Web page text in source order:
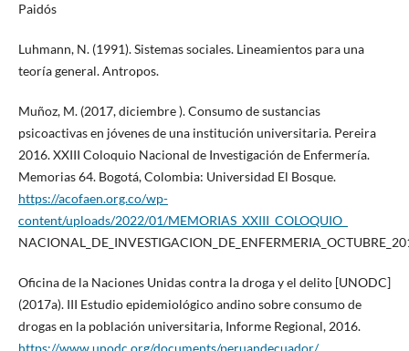
Paidós
Luhmann, N. (1991). Sistemas sociales. Lineamientos para una
teoría general. Antropos.
Muñoz, M. (2017, diciembre ). Consumo de sustancias
psicoactivas en jóvenes de una institución universitaria. Pereira
2016. XXIII Coloquio Nacional de Investigación de Enfermería.
Memorias 64. Bogotá, Colombia: Universidad El Bosque.
https://acofaen.org.co/wp-
content/uploads/2022/01/MEMORIAS_XXIII_COLOQUIO_
Oficina de la Naciones Unidas contra la droga y el delito [UNODC]
(2017a). III Estudio epidemiológico andino sobre consumo de
drogas en la población universitaria, Informe Regional, 2016.